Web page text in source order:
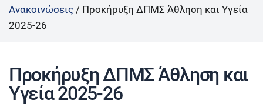
Ανακοινώσεις / Προκήρυξη ΔΠΜΣ Άθληση και Υγεία
2025-26
Προκήρυξη ΔΠΜΣ Άθληση και
Υγεία 2025-26